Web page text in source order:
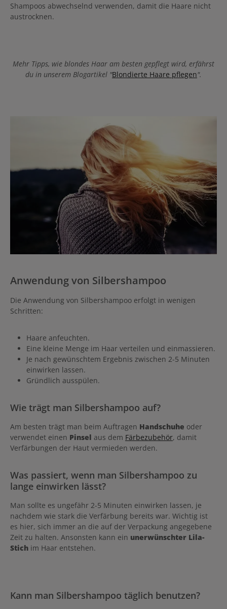
Shampoos abwechselnd verwenden, damit die Haare nicht
austrocknen.
Mehr Tipps, wie blondes Haar am besten gepflegt wird, erfährst
du in unserem Blogartikel "Blondierte Haare pflegen".
Anwendung von Silbershampoo
Die Anwendung von Silbershampoo erfolgt in wenigen
Schritten:
Haare anfeuchten.
Eine kleine Menge im Haar verteilen und einmassieren.
Je nach gewünschtem Ergebnis zwischen 2-5 Minuten
einwirken lassen.
Gründlich ausspülen.
Wie trägt man Silbershampoo auf?
Am besten trägt man beim Auftragen Handschuhe oder
verwendet einen Pinsel aus dem Färbezubehör, damit
Verfärbungen der Haut vermieden werden.
Was passiert, wenn man Silbershampoo zu
lange einwirken lässt?
Man sollte es ungefähr 2-5 Minuten einwirken lassen, je
nachdem wie stark die Verfärbung bereits war. Wichtig ist
es hier, sich immer an die auf der Verpackung angegebene
Zeit zu halten. Ansonsten kann ein unerwünschter Lila-
Stich im Haar entstehen.
Kann man Silbershampoo täglich benutzen?